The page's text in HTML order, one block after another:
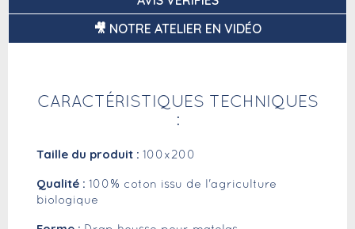
🎥 NOTRE ATELIER EN VIDÉO
CARACTÉRISTIQUES TECHNIQUES
:
Taille du produit : 100x200
Qualité : 100% coton issu de l'agriculture
biologique